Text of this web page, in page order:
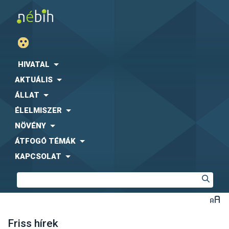
HIVATAL
AKTUÁLIS
ÁLLAT
ÉLELMISZER
NÖVÉNY
ÁTFOGÓ TÉMÁK
KAPCSOLAT
Friss hírek